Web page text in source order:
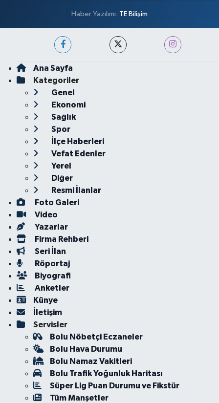
Haber Yazılımı: TE Bilişim
Ana Sayfa
Kategoriler
Genel
Ekonomi
Sağlık
Spor
İlçe Haberleri
Vefat Edenler
Yerel
Diğer
Resmi İlanlar
Foto Galeri
Video
Yazarlar
Firma Rehberi
Seri İlan
Röportaj
Biyografi
Anketler
Künye
İletişim
Servisler
Bolu Nöbetçi Eczaneler
Bolu Hava Durumu
Bolu Namaz Vakitleri
Bolu Trafik Yoğunluk Haritası
Süper Lig Puan Durumu ve Fikstür
Tüm Manşetler